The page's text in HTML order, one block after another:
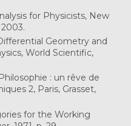
for Physicists, New
Geometry and
World Scientific,
: un rêve de
2, Paris, Grasset,
for the Working